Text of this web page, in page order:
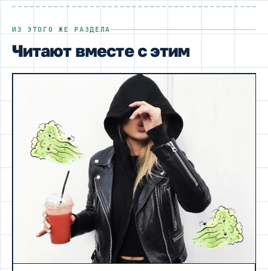
ИЗ ЭТОГО ЖЕ РАЗДЕЛА
Читают вместе с этим